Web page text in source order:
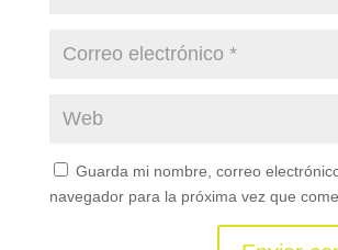
Guarda mi nombre, correo
navegador para la próxima vez que